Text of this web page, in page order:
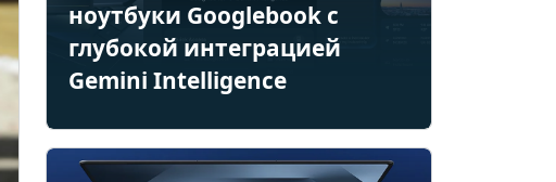
ноутбуки Googlebook с
глубокой интеграцией
Gemini Intelligence